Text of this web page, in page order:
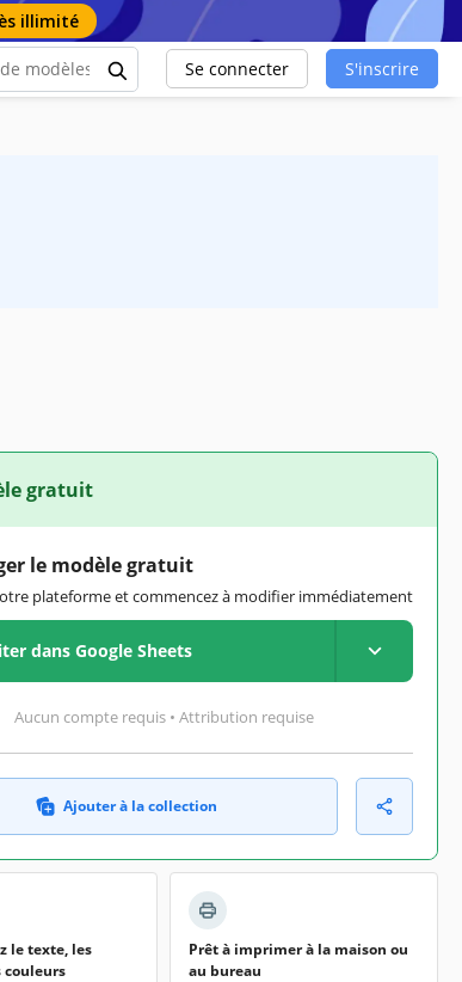
illimité
Se connecter S'inscrire
gratuit
le modèle gratuit
plateforme et commencez à modifier immédiatement
dans Google Sheets
Aucun compte requis • Attribution requise
Ajouter à la collection
le texte, les
couleurs
Prêt à imprimer à la maison ou
au bureau